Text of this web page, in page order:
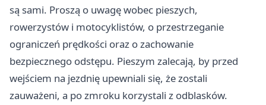
są sami. Proszą o uwagę wobec pieszych,
rowerzystów i motocyklistów, o przestrzeganie
ograniczeń prędkości oraz o zachowanie
bezpiecznego odstępu. Pieszym zalecają, by przed
wejściem na jezdnię upewniali się, że zostali
zauważeni, a po zmroku korzystali z odblasków.